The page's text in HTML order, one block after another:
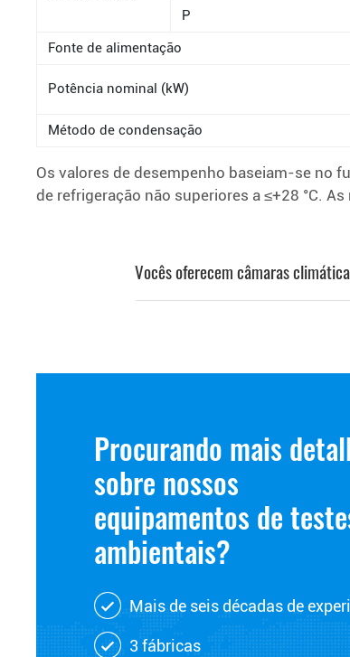
P
Fonte de alimentação
Potência nominal (kW)
Método de condensação
Os valores de desempenho baseiam-se no
de refrigeração não superiores a ≤+28 °C.
Vocês oferecem câmaras
Procurando mais
sobre nossos
equipamentos de
ambientais?
Mais de seis décadas de
3 fábricas